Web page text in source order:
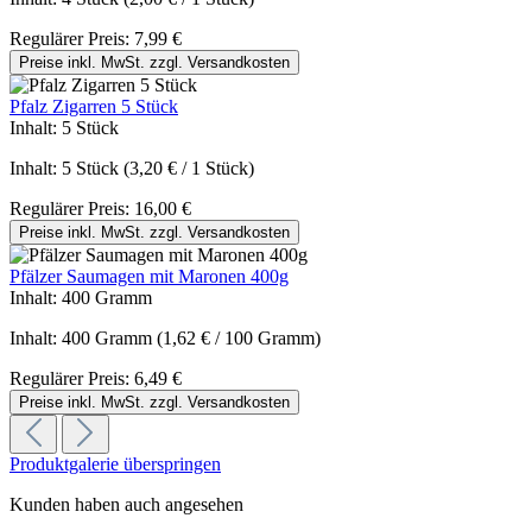
Regulärer Preis: 7,99 €
Preise inkl. MwSt. zzgl. Versandkosten
Pfalz Zigarren 5 Stück
Inhalt: 5 Stück
Inhalt: 5 Stück (3,20 € / 1 Stück)
Regulärer Preis: 16,00 €
Preise inkl. MwSt. zzgl. Versandkosten
Pfälzer Saumagen mit Maronen 400g
Inhalt: 400 Gramm
Inhalt: 400 Gramm (1,62 € / 100 Gramm)
Regulärer Preis: 6,49 €
Preise inkl. MwSt. zzgl. Versandkosten
Produktgalerie überspringen
Kunden haben auch angesehen